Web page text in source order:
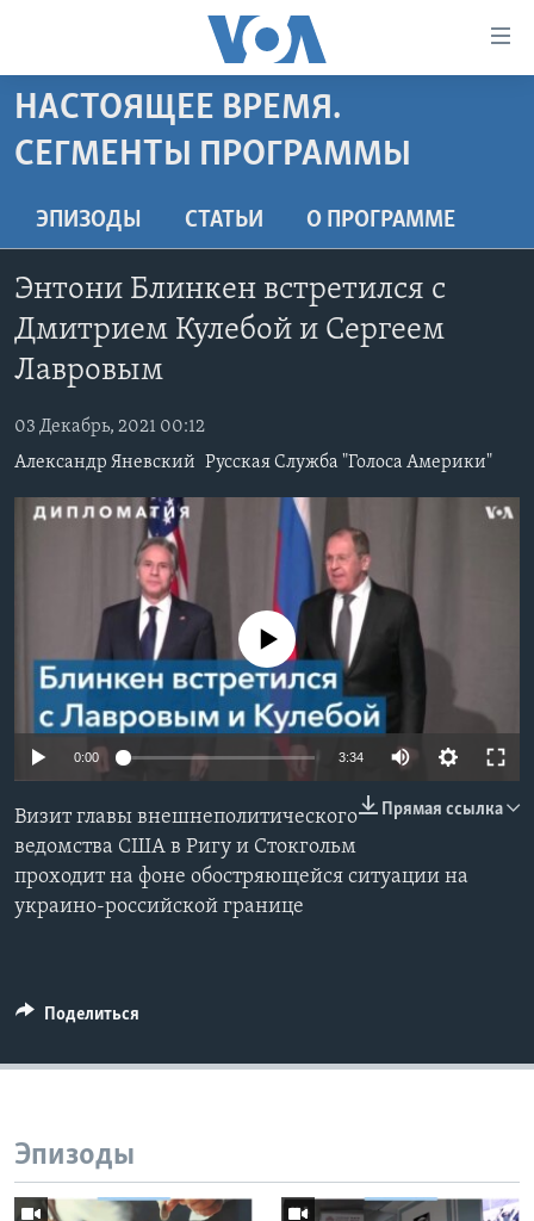
Перейти
на
основной
Перейти
к
основной
навигации
Перейти
ПРОГРАММЫ
АМЕРИКА
ИТОГИ
ПОЧЕМУ ЭТО ВАЖНО?
ДИСКУССИЯ VOA
ДЕТАЛИ
НЬЮ-ЙОРК NEW YORK
АМЕРИКА. БОЛЬШОЕ ПУТЕШЕСТВИЕ
ПРОЕКТЫ
НАША АМЕРИКАНСКАЯ ИСТОРИЯ
А КАК В АМЕРИКЕ?
АРТЕФАКТЫ
АМЕРИКАНСКИЕ ГОРОДКИ
ТЕСТЫ
ЭКСПЕРТИЗА
ИНТЕРВЬЮ
ФАКТЫ ПРОТИВ ФЕЙКОВ
ЗА СВОБОДУ ПРЕССЫ
УЧИМ АНГЛИЙСКИЙ
ВИДЕО
ПОДПИСКА НА НОВОСТИ
Learning English
СОЦИАЛЬНЫЕ СЕТИ
Языки
НАСТОЯЩЕЕ ВРЕМЯ.
СЕГМЕНТЫ ПРОГРАММЫ
ЭПИЗОДЫ СТАТЬИ O ПРОГРАММЕ
Энтони Блинкен встретился с
Дмитрием Кулебой и Сергеем
Лавровым
03 Декабрь, 2021 00:12
Александр Яневский Русская Служба "Голоса Америки"
No media source currently available
0:00 3:34
Прямая ссылка
Визит главы внешнеполитического
ведомства США в Ригу и Стокгольм
проходит на фоне обостряющейся ситуации на
украино-российской границе
Поделиться
Эпизоды